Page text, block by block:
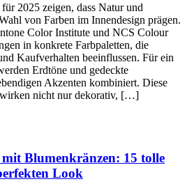
2025 zeigen, dass Natur und
von Farben im Innendesign prägen.
Color Institute und NCS Colour
in konkrete Farbpaletten, die
Kaufverhalten beeinflussen. Für ein
Erdtöne und gedeckte
Akzenten kombiniert. Diese
wirken nicht nur dekorativ, […]
Blumenkränzen: 15 tolle
Look